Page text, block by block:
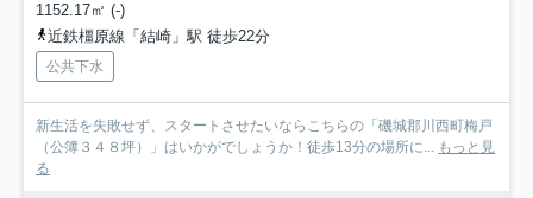
1152.17㎡ (-)
近鉄橿原線「結崎」駅 徒歩22分
公共下水
新生活を失敗せず、スタートさせたいならこちらの「磯城郡川西町梅戸
（公簿３４８坪）」はいかがでしょうか！徒歩13分の場所に... もっと見
る